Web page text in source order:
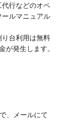
代行などのオペ
ルマニュアル
り台利用は無料
が発生します。
、メールにて